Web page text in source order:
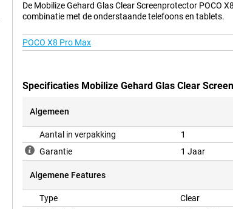
De Mobilize Gehard Glas Clear Screenprotector POCO
combinatie met de onderstaande telefoons en tablets.
POCO X8 Pro Max
Specificaties Mobilize Gehard Glas Clear
Algemeen
Aantal in verpakking
1
Garantie
1 Jaar
Algemene Features
Type
Clear